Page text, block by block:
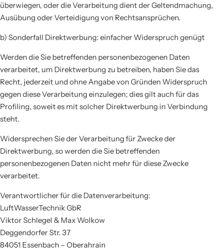
überwiegen, oder die Verarbeitung dient der Geltendmachung,
Ausübung oder Verteidigung von Rechtsansprüchen.
b) Sonderfall Direktwerbung: einfacher Widerspruch genügt
Werden die Sie betreffenden personenbezogenen Daten
verarbeitet, um Direktwerbung zu betreiben, haben Sie das
Recht, jederzeit und ohne Angabe von Gründen Widerspruch
gegen diese Verarbeitung einzulegen; dies gilt auch für das
Profiling, soweit es mit solcher Direktwerbung in Verbindung
steht.
Widersprechen Sie der Verarbeitung für Zwecke der
Direktwerbung, so werden die Sie betreffenden
personenbezogenen Daten nicht mehr für diese Zwecke
verarbeitet.
Verantwortlicher für die Datenverarbeitung:
LuftWasserTechnik GbR
Viktor Schlegel & Max Wolkow
Deggendorfer Str. 37
84051 Essenbach – Oberahrain